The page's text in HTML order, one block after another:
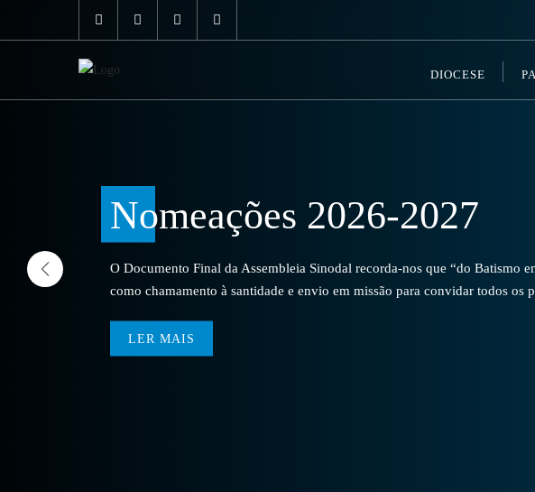
DIOCESE
Nomeações 2026-2027
O Documento Final da Assembleia Sinodal recorda-nos que “do Batismo
como chamamento à santidade e envio em missão para convidar todos os
LER MAIS